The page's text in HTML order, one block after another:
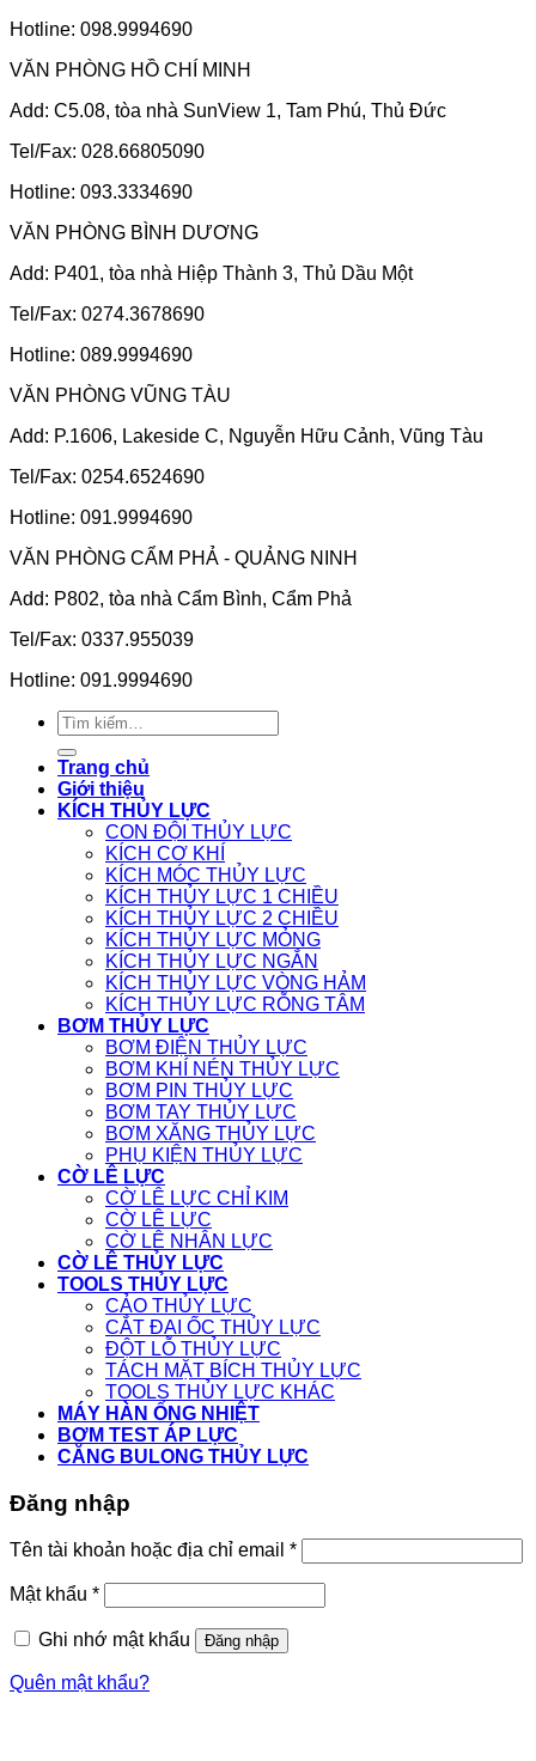
Hotline: 098.9994690
VĂN PHÒNG HỒ CHÍ MINH
Add: C5.08, tòa nhà SunView 1, Tam Phú, Thủ Đức
Tel/Fax: 028.66805090
Hotline: 093.3334690
VĂN PHÒNG BÌNH DƯƠNG
Add: P401, tòa nhà Hiệp Thành 3, Thủ Dầu Một
Tel/Fax: 0274.3678690
Hotline: 089.9994690
VĂN PHÒNG VŨNG TÀU
Add: P.1606, Lakeside C, Nguyễn Hữu Cảnh, Vũng Tàu
Tel/Fax: 0254.6524690
Hotline: 091.9994690
VĂN PHÒNG CẨM PHẢ - QUẢNG NINH
Add: P802, tòa nhà Cẩm Bình, Cẩm Phả
Tel/Fax: 0337.955039
Hotline: 091.9994690
Tìm
kiếm:
Trang chủ
Giới thiệu
KÍCH THỦY LỰC
CON ĐỘI THỦY LỰC
KÍCH CƠ KHÍ
KÍCH MÓC THỦY LỰC
KÍCH THỦY LỰC 1 CHIỀU
KÍCH THỦY LỰC 2 CHIỀU
KÍCH THỦY LỰC MỎNG
KÍCH THỦY LỰC NGẮN
KÍCH THỦY LỰC VÒNG HẢM
KÍCH THỦY LỰC RỖNG TÂM
BƠM THỦY LỰC
BƠM ĐIỆN THỦY LỰC
BƠM KHÍ NÉN THỦY LỰC
BƠM PIN THỦY LỰC
BƠM TAY THỦY LỰC
BƠM XĂNG THỦY LỰC
PHỤ KIỆN THỦY LỰC
CỜ LÊ LỰC
CỜ LÊ LỰC CHỈ KIM
CỜ LÊ LỰC
CỜ LÊ NHÂN LỰC
CỜ LÊ THỦY LỰC
TOOLS THỦY LỰC
CẢO THỦY LỰC
CẮT ĐAI ỐC THỦY LỰC
ĐỘT LỖ THỦY LỰC
TÁCH MẶT BÍCH THỦY LỰC
TOOLS THỦY LỰC KHÁC
MÁY HÀN ỐNG NHIỆT
BƠM TEST ÁP LỰC
CĂNG BULONG THỦY LỰC
Đăng nhập
Tên tài khoản hoặc địa chỉ email *
Mật khẩu *
Ghi nhớ mật khẩu Đăng nhập
Quên mật khẩu?